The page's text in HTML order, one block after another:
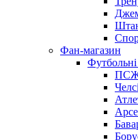
Фан-магазин
Челсі